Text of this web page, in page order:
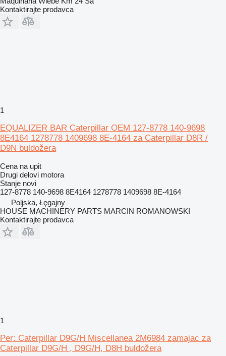
Kontaktirajte prodavca
1
EQUALIZER BAR Caterpillar OEM 127-8778 140-9698
8E4164 1278778 1409698 8E-4164 za Caterpillar D8R /
D9N buldožera
Cena na upit
Drugi delovi motora
Stanje novi
127-8778 140-9698 8E4164 1278778 1409698 8E-4164
Poljska, Łęgajny
HOUSE MACHINERY PARTS MARCIN ROMANOWSKI
Kontaktirajte prodavca
1
Per: Caterpillar D9G/H Miscellanea 2M6984 zamajac za
Caterpillar D9G/H , D9G/H, D8H buldožera